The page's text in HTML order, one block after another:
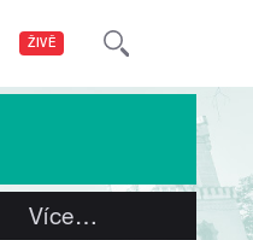
ŽIVĚ
Více…